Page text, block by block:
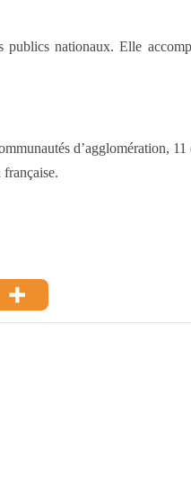
publics nationaux. Elle
d’agglomération,